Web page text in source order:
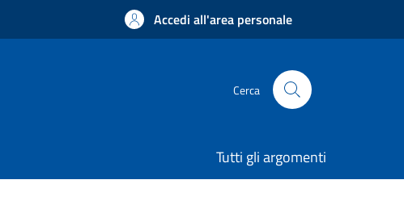
Accedi all'area personale
Cerca
Tutti gli argomenti